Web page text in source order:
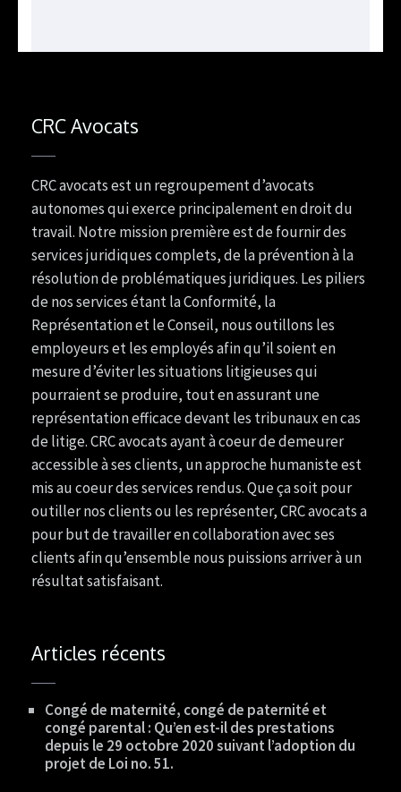
CRC Avocats
CRC avocats est un regroupement d’avocats
autonomes qui exerce principalement en droit du
travail. Notre mission première est de fournir des
services juridiques complets, de la prévention à la
résolution de problématiques juridiques. Les piliers
de nos services étant la Conformité, la
Représentation et le Conseil, nous outillons les
employeurs et les employés afin qu’il soient en
mesure d’éviter les situations litigieuses qui
pourraient se produire, tout en assurant une
représentation efficace devant les tribunaux en cas
de litige. CRC avocats ayant à coeur de demeurer
accessible à ses clients, un approche humaniste est
mis au coeur des services rendus. Que ça soit pour
outiller nos clients ou les représenter, CRC avocats a
pour but de travailler en collaboration avec ses
clients afin qu’ensemble nous puissions arriver à un
résultat satisfaisant.
Articles récents
Congé de maternité, congé de paternité et
congé parental : Qu’en est-il des prestations
depuis le 29 octobre 2020 suivant l’adoption du
projet de Loi no. 51.